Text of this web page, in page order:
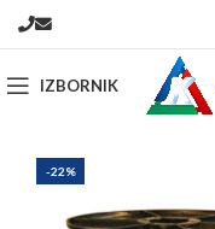
IZBORNIK
-22%